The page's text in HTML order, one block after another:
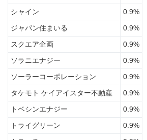
シャイン
0.9%
ジャパン住まいる
0.9%
スクエア企画
0.9%
ソラニエナジー
0.9%
ソーラーコーポレーション
0.9%
タケモト ケイアイスター不動産
0.9%
トベシンエナジー
0.9%
トライグリーン
0.9%